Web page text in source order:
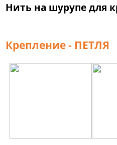
Нить на шурупе для
Крепление - ПЕТЛЯ